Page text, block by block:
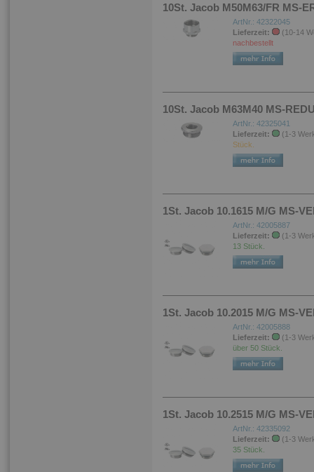
10St. Jacob M50M63/FR MS-
ArtNr.: 42322045
Lieferzeit:
(10-14
nachbestellt
10St. Jacob M63M40 MS-
ArtNr.: 42325041
Lieferzeit:
(1-3
Stück.
1St. Jacob 10.1615 M/G MS-
ArtNr.: 42005887
Lieferzeit:
(1-3
13 Stück.
1St. Jacob 10.2015 M/G MS-
ArtNr.: 42005888
Lieferzeit:
(1-3
über 50 Stück.
1St. Jacob 10.2515 M/G MS-
ArtNr.: 42335092
Lieferzeit:
(1-3
35 Stück.